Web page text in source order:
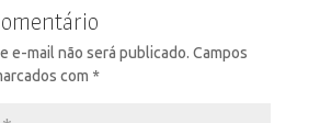
e-mail não será publicado. Campos
com *